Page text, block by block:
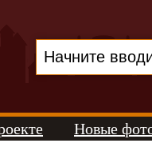
Новые